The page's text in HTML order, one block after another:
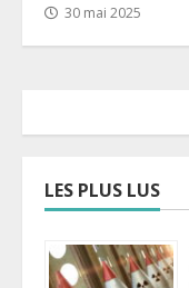
30 mai 2025
LES PLUS LUS